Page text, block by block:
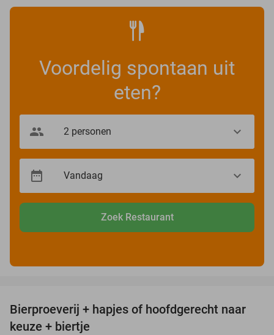
Voordelig spontaan uit
eten?
Zoek Restaurant
40%
Bierproeverij + hapjes of hoofdgerecht naar
keuze + biertje